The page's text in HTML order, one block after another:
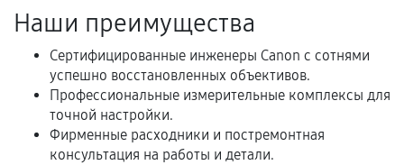
срока.
Программные сбои, если это не указано в
отдельных условиях.
Если комплектующие куплены
Наши преимущества
Сертифицированные инженеры Canon с сотнями
успешно восстановленных объективов.
Профессиональные измерительные комплексы для
точной настройки.
Фирменные расходники и постремонтная
консультация на работы и детали.